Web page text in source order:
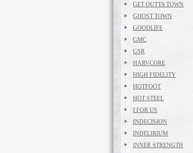
GET OUTTA TOWN
GHOST TOWN
GOODLIFE
GMC
GSR
HARVCORE
HIGH FIDELITY
HOTFOOT
HOT STEEL
I FOR US
INDECISION
INDELIRIUM
INNER STRENGTH